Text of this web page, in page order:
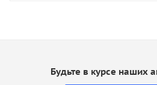
Будьте в курсе наших